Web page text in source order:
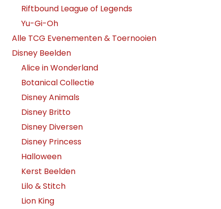
Riftbound League of Legends
Yu-Gi-Oh
Alle TCG Evenementen & Toernooien
Disney Beelden
Alice in Wonderland
Botanical Collectie
Disney Animals
Disney Britto
Disney Diversen
Disney Princess
Halloween
Kerst Beelden
Lilo & Stitch
Lion King